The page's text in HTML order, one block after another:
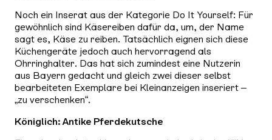
Noch ein Inserat aus der Kategorie Do It Yourself: Für
gewöhnlich sind Käsereiben dafür da, um, der Name
sagt es, Käse zu reiben. Tatsächlich eignen sich diese
Küchengeräte jedoch auch hervorragend als
Ohrringhalter. Das hat sich zumindest eine Nutzerin
aus Bayern gedacht und gleich zwei dieser selbst
bearbeiteten Exemplare bei Kleinanzeigen inseriert –
„zu verschenken“.
Königlich: Antike Pferdekutsche